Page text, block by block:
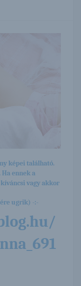
képei található.
ennek a
vagy akkor
ugrik) -:-